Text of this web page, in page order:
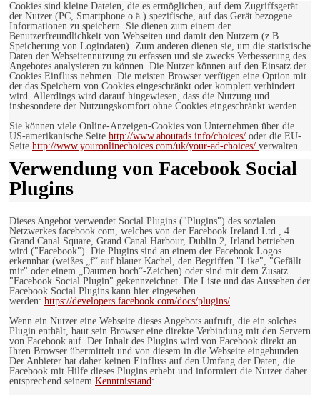
Cookies sind kleine Dateien, die es ermöglichen, auf dem Zugriffsgerät
der Nutzer (PC, Smartphone o.ä.) spezifische, auf das Gerät bezogene
Informationen zu speichern. Sie dienen zum einem der
Benutzerfreundlichkeit von Webseiten und damit den Nutzern (z.B.
Speicherung von Logindaten). Zum anderen dienen sie, um die statistische
Daten der Webseitennutzung zu erfassen und sie zwecks Verbesserung des
Angebotes analysieren zu können. Die Nutzer können auf den Einsatz der
Cookies Einfluss nehmen. Die meisten Browser verfügen eine Option mit
der das Speichern von Cookies eingeschränkt oder komplett verhindert
wird. Allerdings wird darauf hingewiesen, dass die Nutzung und
insbesondere der Nutzungskomfort ohne Cookies eingeschränkt werden.
Sie können viele Online-Anzeigen-Cookies von Unternehmen über die
US-amerikanische Seite http://www.aboutads.info/choices/ oder die EU-
Seite http://www.youronlinechoices.com/uk/your-ad-choices/ verwalten.
Verwendung von Facebook Social
Plugins
Dieses Angebot verwendet Social Plugins ("Plugins") des sozialen
Netzwerkes facebook.com, welches von der Facebook Ireland Ltd., 4
Grand Canal Square, Grand Canal Harbour, Dublin 2, Irland betrieben
wird ("Facebook"). Die Plugins sind an einem der Facebook Logos
erkennbar (weißes „f“ auf blauer Kachel, den Begriffen "Like", "Gefällt
mir" oder einem „Daumen hoch“-Zeichen) oder sind mit dem Zusatz
"Facebook Social Plugin" gekennzeichnet. Die Liste und das Aussehen der
Facebook Social Plugins kann hier eingesehen
werden: https://developers.facebook.com/docs/plugins/.
Wenn ein Nutzer eine Webseite dieses Angebots aufruft, die ein solches
Plugin enthält, baut sein Browser eine direkte Verbindung mit den Servern
von Facebook auf. Der Inhalt des Plugins wird von Facebook direkt an
Ihren Browser übermittelt und von diesem in die Webseite eingebunden.
Der Anbieter hat daher keinen Einfluss auf den Umfang der Daten, die
Facebook mit Hilfe dieses Plugins erhebt und informiert die Nutzer daher
entsprechend seinem Kenntnisstand: